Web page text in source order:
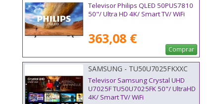
Televisor Philips QLED 50PUS7810
50"/ Ultra HD 4K/ Smart TV/ WiFi
363,08 €
Comprar
SAMSUNG - TU50U7025FKXXC
Televisor Samsung Crystal UHD
U7025F TU50U7025FK 50"/ UltraHD
4K/ Smart TV/ WiFi